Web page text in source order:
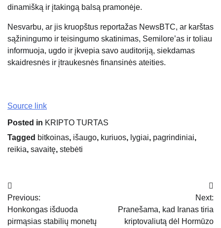
dinamišką ir įtakingą balsą pramonėje.
Nesvarbu, ar jis kruopštus reportažas NewsBTC, ar karštas
sąžiningumo ir teisingumo skatinimas, Semilore’as ir toliau
informuoja, ugdo ir įkvepia savo auditoriją, siekdamas
skaidresnės ir įtraukesnės finansinės ateities.
Source link
Posted in KRIPTO TURTAS
Tagged bitkoinas, išaugo, kuriuos, lygiai, pagrindiniai,
reikia, savaitę, stebėti
Navigacija
tarp
įrašų
Previous:
Honkongas išduoda
pirmąsias stabilių monetų
Next:
Pranešama, kad Iranas tiria
kriptovaliutą dėl Hormūzo